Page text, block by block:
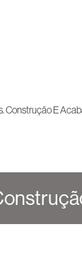
Construção E